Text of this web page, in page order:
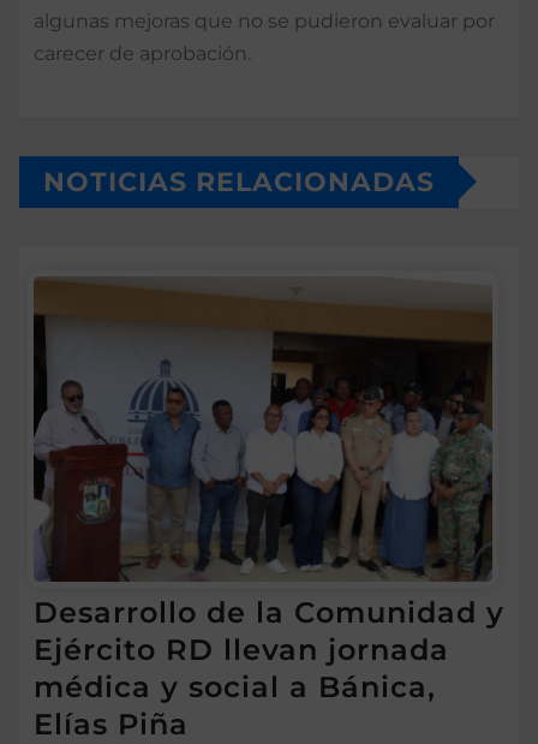
algunas mejoras que no se pudieron evaluar por
carecer de aprobación.
NOTICIAS RELACIONADAS
Desarrollo de la Comunidad y
Ejército RD llevan jornada
médica y social a Bánica,
Elías Piña